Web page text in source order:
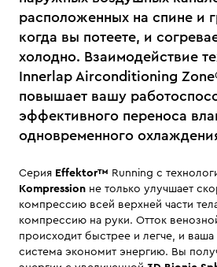
расположенных на спине и
когда вы потеете, и
холодно. Взаимодействие
Innerlap Airconditioning
повышает вашу
эффективного переноса
одновременного
Серия Effektor™ Running с
Kompression не только улучшает
компрессию всей верхней части
компрессию на руки. Отток
происходит быстрее и легче, и
система экономит энергию. Вы